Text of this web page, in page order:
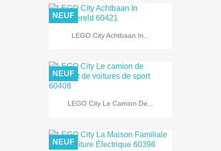
LEGO City Achtbaan In...
NEUF
LEGO City Le Camion De...
NEUF
NEUF